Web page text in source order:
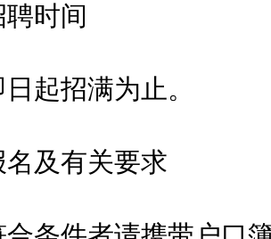
时间
招满为止。
有关要求